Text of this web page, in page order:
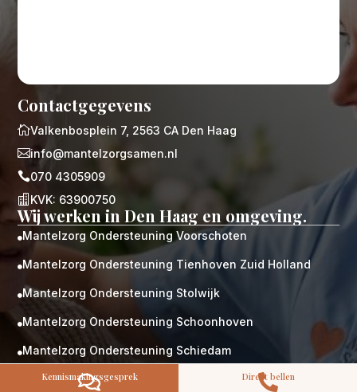
Gratis
kennismaking?
Neem vrijblijvend contact op!
Zorg op maat
Persoonlijke zorgplan
Geen lange wachtlijsten
Altijd vertrouwde gezichten
Hoog gekwalificeerd
Kennismakingsgesprek
Contactgegevens
Valkenbosplein 7, 2563 CA Den Haag
info@mantelzorgsamen.nl
070 4305909
 KVK: 63900750
Wij werken in Den Haag en omgeving.
 Mantelzorg Ondersteuning Voorschoten
 Mantelzorg Ondersteuning Tienhoven Zuid Holland
 Mantelzorg Ondersteuning Stolwijk
 Mantelzorg Ondersteuning Schoonhoven
 Mantelzorg Ondersteuning Schiedam
Mantelzorg Ondersteuning Schelluinen

Kennismakingsgesprek 
Direct bellen